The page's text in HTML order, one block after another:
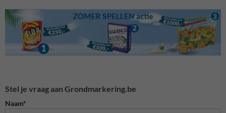
Stel je vraag aan Grondmarkering.be
Naam*